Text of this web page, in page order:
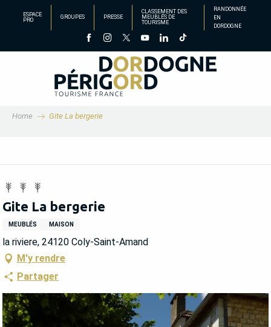
principal
ESPACE
PRO
GROUPES PRESSE
CLASSEMENT DES
MEUBLÉS DE
TOURISME
RANDONNÉE
EN
DORDOGNE
Home Gite La bergerie
Gite La bergerie
MEUBLÉS MAISON
la riviere, 24120 Coly-Saint-Amand
M'y rendre
Partager